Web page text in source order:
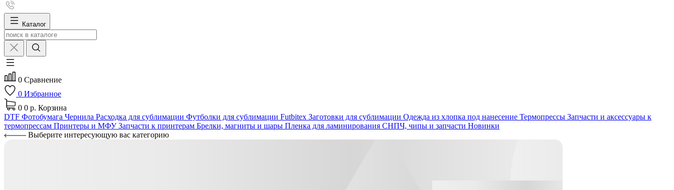
Каталог
0 Сравнение
0 Избранное
0 0 р. Корзина
DTF Фотобумага Чернила Расходка для сублимации Футболки для сублимации Futbitex Заготовки для сублимации Одежда из хлопка под нанесение Термопрессы Запчасти и аксессуары к
термопрессам Принтеры и МФУЗапчасти к принтерам Брелки, магниты и шары Пленка для ламинирования СНПЧ, чипы и запчасти Новинки
Выберите интересующую вас категорию